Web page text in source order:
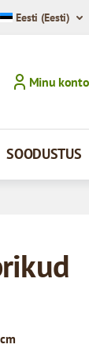
Eesti (Eesti)
Minu konto
SOODUSTUS